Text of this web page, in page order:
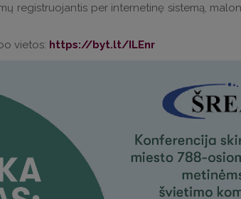
registruojantis per internetinę sistemą,
vietos: https://byt.lt/ILEnr